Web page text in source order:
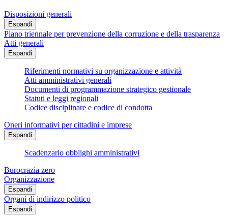
Disposizioni generali
Espandi
Piano triennale per prevenzione della corruzione e della trasparenza
Atti generali
Espandi
Riferimenti normativi su organizzazione e attività
Atti amministrativi generali
Documenti di programmazione strategico gestionale
Statuti e leggi regionali
Codice disciplinare e codice di condotta
Oneri informativi per cittadini e imprese
Espandi
Scadenzario obblighi amministrativi
Burocrazia zero
Organizzazione
Espandi
Organi di indirizzo politico
Espandi